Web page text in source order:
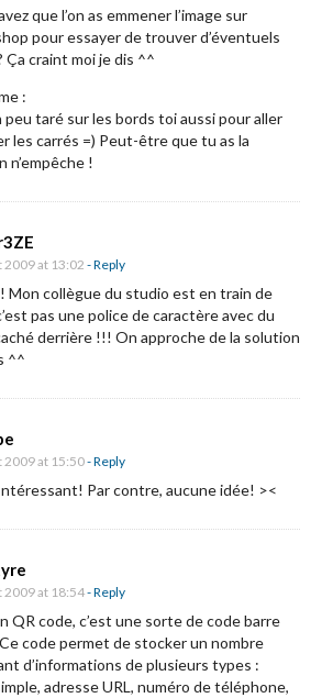
que l’on as emmener l’image sur
pour essayer de trouver d’éventuels
Ça craint moi je dis ^^
:
peu taré sur les bords toi aussi pour aller
les carrés =) Peut-être que tu as la
n’empêche !
2009 at 13:02 - Reply
Mon collègue du studio est en train de
pas une police de caractère avec du
derrière !!! On approche de la solution
^^
2009 at 15:50- Reply
Par contre, aucune idée! ><
2009 at 18:54- Reply
QR code, c’est une sorte de code barre
code permet de stocker un nombre
d’informations de plusieurs types :
adresse URL, numéro de téléphone,